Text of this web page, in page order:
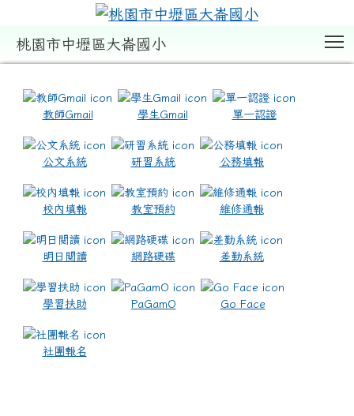
桃園市中壢區大崙國小
教師Gmail 學生Gmail 單一認證
公文系統 研習系統 公務填報
校內填報 教室預約 維修通報
明日閱讀 網路硬碟 差勤系統
學習扶助 PaGamO Go Face
社團報名